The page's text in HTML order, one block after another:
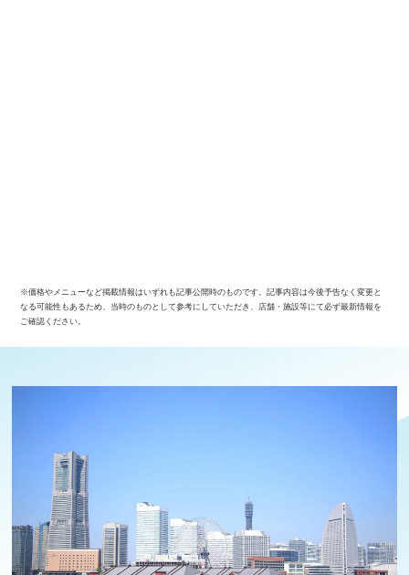
※価格やメニューなど掲載情報はいずれも記事公開時のものです。記事内容は今後予告なく変更と
なる可能性もあるため、当時のものとして参考にしていただき、店舗・施設等にて必ず最新情報を
ご確認ください。